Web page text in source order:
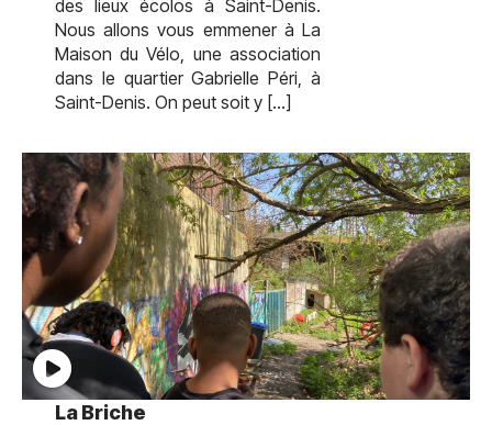
des lieux écolos à Saint-Denis.
Nous allons vous emmener à La
Maison du Vélo, une association
dans le quartier Gabrielle Péri, à
Saint-Denis. On peut soit y […]
La Briche